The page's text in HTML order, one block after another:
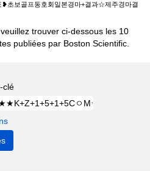
❥초보골프동호회일본경마+결과☆제주경마결
trouver ci-dessous les 10
publiées par Boston Scientific.
clé